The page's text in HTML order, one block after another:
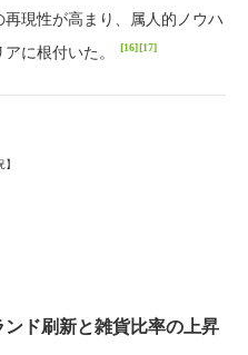
現性が高まり、属人的ノウハ
に根付いた。
[16][17]
ンド刷新と雑貨比率の上昇